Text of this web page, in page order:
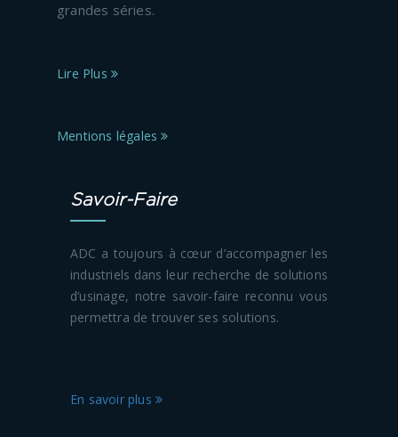
grandes séries.
Lire Plus
Mentions légales
Savoir-Faire
ADC a toujours à cœur d’accompagner les
industriels dans leur recherche de solutions
d’usinage, notre savoir-faire reconnu vous
permettra de trouver ses solutions.
En savoir plus